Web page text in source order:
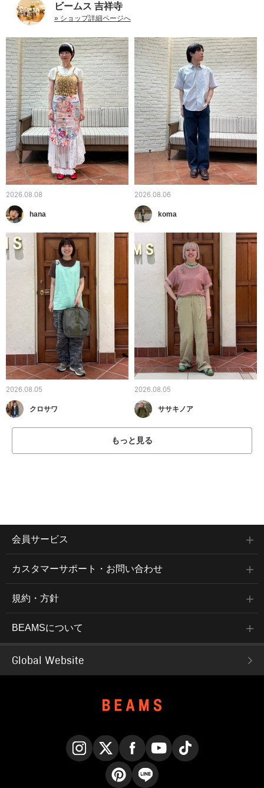
ビームス 吉祥寺
» ショップ詳細ページへ
2026.08.08
hana
2026.08.06
koma
2026.08.05
クロサワ
2026.08.05
ササキノア
もっと見る
会員サービス
カスタマーサポート・お問い合わせ
規約・方針
BEAMSについて
Global Website